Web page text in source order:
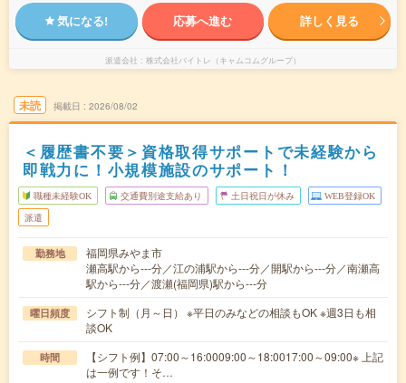
気になる! 応募へ進む 詳しく見る
派遣会社 株式会社バイトレ（キャムコムグループ）
未読 掲載日 2026/08/02
＜履歴書不要＞資格取得サポートで未経験から
即戦力に！小規模施設のサポート！
職種未経験OK 交通費別途支給あり 土日祝日が休み WEB登録OK
派遣
勤務地
福岡県みやま市
瀬高駅から---分／江の浦駅から---分／開駅から---分／南瀬高
駅から---分／渡瀬(福岡県)駅から---分
曜日頻度
シフト制（月～日） ※平日のみなどの相談もOK ※週3日も相
談OK
時間
【シフト例】07:00～16:0009:00～18:0017:00～09:00※ 上記
は一例です！そ…